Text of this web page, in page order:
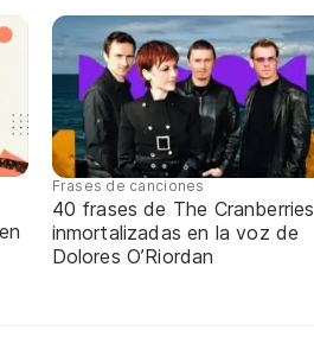
Frases de canciones
40 frases de The Cranberries
inmortalizadas en la voz de
Dolores O’Riordan